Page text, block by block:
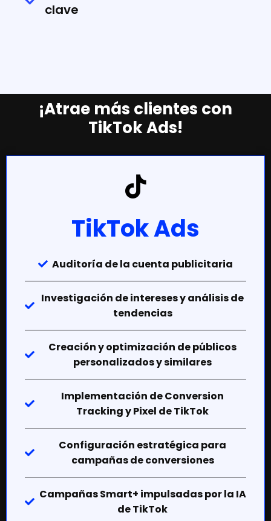
clave
¡Atrae más clientes con
TikTok Ads!
TikTok Ads
Auditoría de la cuenta publicitaria
Investigación de intereses y análisis de
tendencias
Creación y optimización de públicos
personalizados y similares
Implementación de Conversion
Tracking y Pixel de TikTok
Configuración estratégica para
campañas de conversiones
Campañas Smart+ impulsadas por la IA
de TikTok